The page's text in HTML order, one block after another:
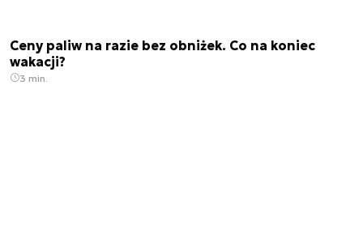
Ceny paliw na razie bez obniżek. Co na koniec
wakacji?
3 min.